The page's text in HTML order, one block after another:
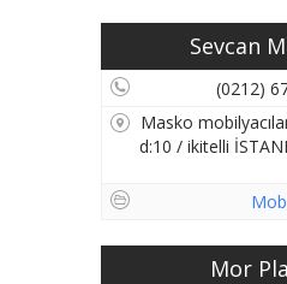
Sevcan
(0212)
Masko
d:10 / ikitelli
Mor